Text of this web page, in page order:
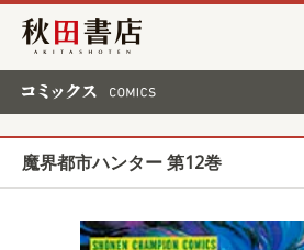
秋田書店
魔界都市ハンター 第12巻